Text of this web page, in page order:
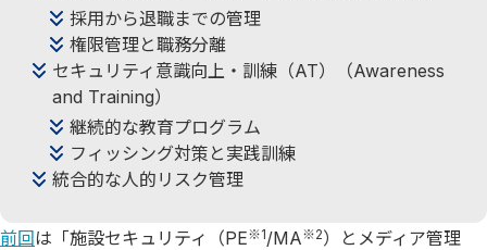
採用から退職までの管理
権限管理と職務分離
セキュリティ意識向上・訓練（AT）（Awareness
and Training）
継続的な教育プログラム
フィッシング対策と実践訓練
統合的な人的リスク管理
前回は「施設セキュリティ（PE※1/MA※2）とメディア管理